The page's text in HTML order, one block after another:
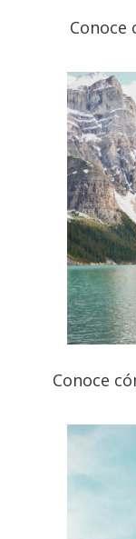
Conoce
Conoce